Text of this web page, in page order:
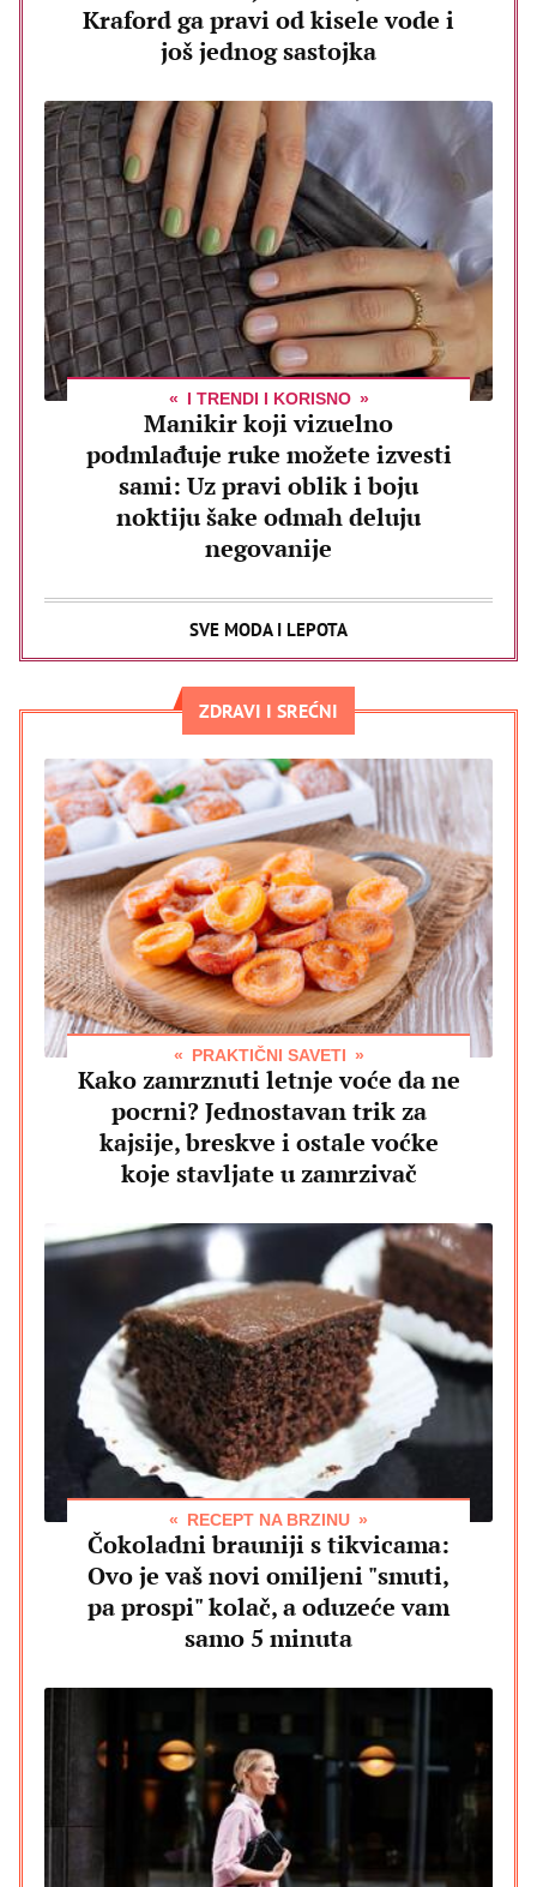
Kraford ga pravi od kisele vode i
još jednog sastojka
I TRENDI I KORISNO
Manikir koji vizuelno
podmlađuje ruke možete izvesti
sami: Uz pravi oblik i boju
noktiju šake odmah deluju
negovanije
SVE MODA I LEPOTA
ZDRAVI I SREĆNI
PRAKTIČNI SAVETI
Kako zamrznuti letnje voće da ne
pocrni? Jednostavan trik za
kajsije, breskve i ostale voćke
koje stavljate u zamrzivač
RECEPT NA BRZINU
Čokoladni brauniji s tikvicama:
Ovo je vaš novi omiljeni "smuti,
pa prospi" kolač, a oduzeće vam
samo 5 minuta